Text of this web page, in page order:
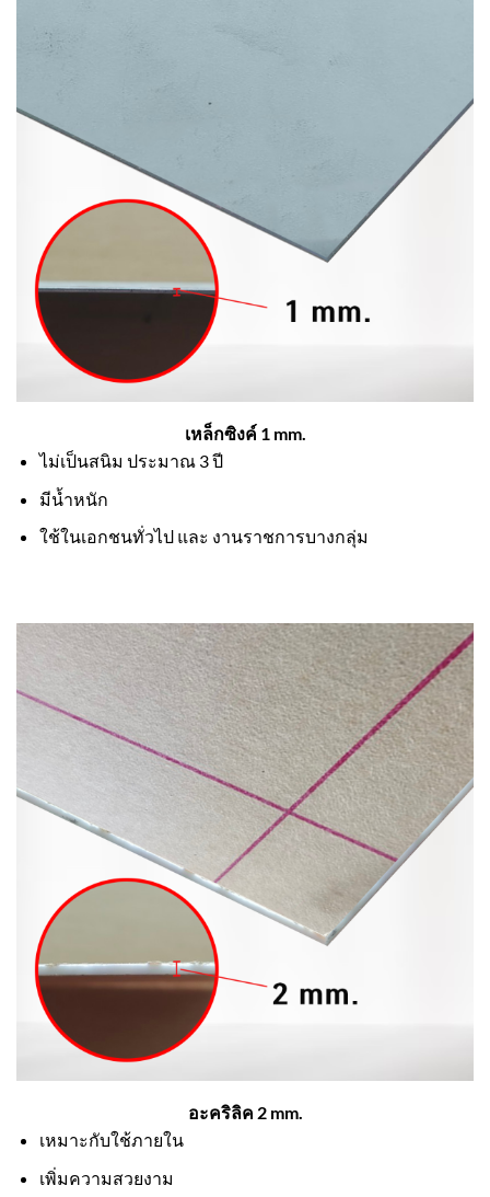
เหล็กซิงค์ 1 mm.
ไม่เป็นสนิม ประมาณ 3 ปี
มีน้ำหนัก
ใช้ในเอกชนทั่วไป และ งานราชการบางกลุ่ม
อะคริลิค 2 mm.
เหมาะกับใช้ภายใน
เพิ่มความสวยงาม